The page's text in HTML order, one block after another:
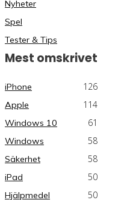
Nyheter
Spel
Tester & Tips
Mest omskrivet
iPhone 126
Apple 114
Windows 10 61
Windows 58
Säkerhet 58
iPad 50
Hjälpmedel 50